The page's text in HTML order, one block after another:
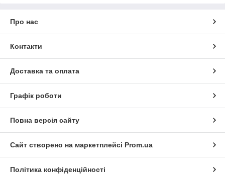
Про нас
Контакти
Доставка та оплата
Графік роботи
Повна версія сайту
Сайт створено на маркетплейсі Prom.ua
Політика конфіденційності